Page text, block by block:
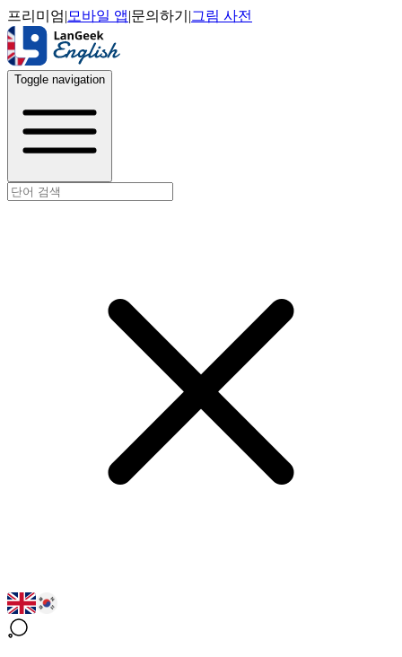
프리미엄| 모바일 앱|문의하기 |그림 사전
Toggle navigation